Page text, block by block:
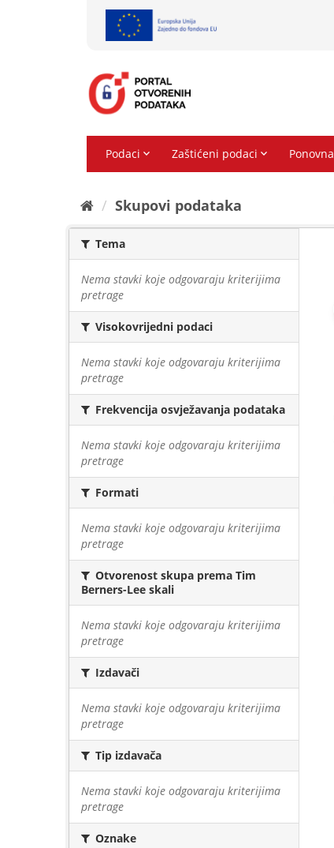
Skupovi podаtаkа
Tema
Nema stavki koje odgovaraju kriterijima
pretrage
Visokovrijedni podaci
Nema stavki koje odgovaraju kriterijima
pretrage
Frekvencija osvježavanja podataka
Nema stavki koje odgovaraju kriterijima
pretrage
Formati
Nema stavki koje odgovaraju kriterijima
pretrage
Otvorenost skupa prema Tim
Berners-Lee skali
Nema stavki koje odgovaraju kriterijima
pretrage
Izdavači
Nema stavki koje odgovaraju kriterijima
pretrage
Tip izdavača
Nema stavki koje odgovaraju kriterijima
pretrage
Oznake